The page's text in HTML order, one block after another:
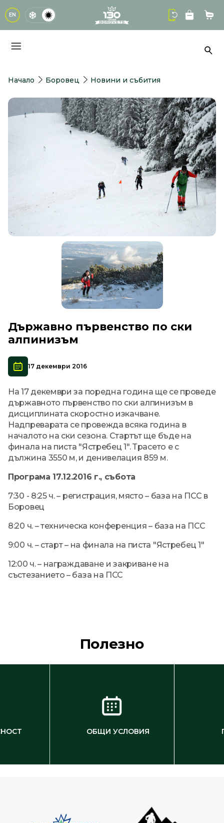
EN logo
Начало Боровец Новини и събития
Държавно първенство по ски
алпинизъм
17 декември 2016
На 17 декември за поредна година ще се проведе
държавното първенство по ски алпинизъм в
дисциплината скоростно изкачване.
Надпреварата се провежда всяка година в
началото на ски сезона. Стартът ще бъде на
финала на писта "Ястребец 1". Трасето е с
дължина 3550 м, и денивелация 859 м.
Програма 17.12.2016 г., събота
7:30 - 8:25 ч. – регистрация, място – база на ПСС в
Боровец
8:20 ч. – техническа конференция – база на ПСС
9:00 ч. – старт – на финала на писта "Ястребец 1"
12:00 ч. – награждаване и закриване на
състезанието – база на ПСС
Полезно
ОБЩИ УСЛОВИЯ